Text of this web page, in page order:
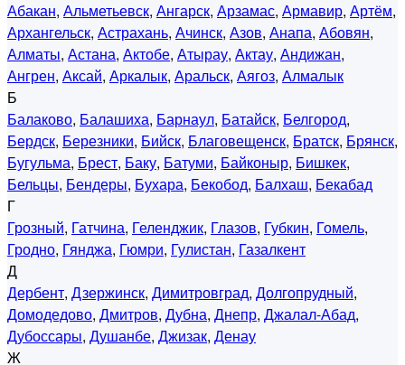
Абакан, Альметьевск, Ангарск, Арзамас, Армавир, Артём,
Архангельск, Астрахань, Ачинск, Азов, Анапа, Абовян,
Алматы, Астана, Актобе, Атырау, Актау, Андижан,
Ангрен, Аксай, Аркалык, Аральск, Аягоз, Алмалык
Б
Балаково, Балашиха, Барнаул, Батайск, Белгород,
Бердск, Березники, Бийск, Благовещенск, Братск, Брянск,
Бугульма, Брест, Баку, Батуми, Байконыр, Бишкек,
Бельцы, Бендеры, Бухара, Бекобод, Балхаш, Бекабад
Г
Грозный, Гатчина, Геленджик, Глазов, Губкин, Гомель,
Гродно, Гянджа, Гюмри, Гулистан, Газалкент
Д
Дербент, Дзержинск, Димитровград, Долгопрудный,
Домодедово, Дмитров, Дубна, Днепр, Джалал-Абад,
Дубоссары, Душанбе, Джизак, Денау
Ж